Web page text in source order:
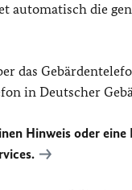
die
das
in Deutscher
Hinweis oder